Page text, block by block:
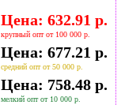
Цена: 632.91 р.
крупный опт от 100 000 р.
Цена: 677.21 р.
средний опт от 50 000 р.
Цена: 758.48 р.
мелкий опт от 10 000 р.